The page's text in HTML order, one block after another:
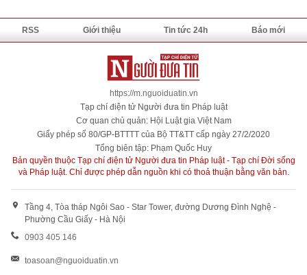
RSS Giới thiệu Tin tức 24h Báo mới
https://m.nguoiduatin.vn
Tạp chí điện tử Người đưa tin Pháp luật
Cơ quan chủ quản: Hội Luật gia Việt Nam
Giấy phép số 80/GP-BTTTT của Bộ TT&TT cấp ngày 27/2/2020
Tổng biên tập: Phạm Quốc Huy
Bản quyền thuộc Tạp chí điện tử Người đưa tin Pháp luật - Tạp chí Đời sống
và Pháp luật. Chỉ được phép dẫn nguồn khi có thoả thuận bằng văn bản.
Tầng 4, Tòa tháp Ngôi Sao - Star Tower, đường Dương Đình Nghệ -
Phường Cầu Giấy - Hà Nội
0903 405 146
toasoan@nguoiduatin.vn